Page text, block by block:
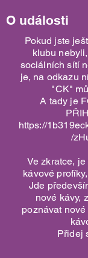
O události
Pokud jste
klubu
sociálních sítí
je, na odkazu
"CK"
A tady je
https://
/
Ve zkratce,
kávové
Jde
nové kávy,
poznávat
Přidej